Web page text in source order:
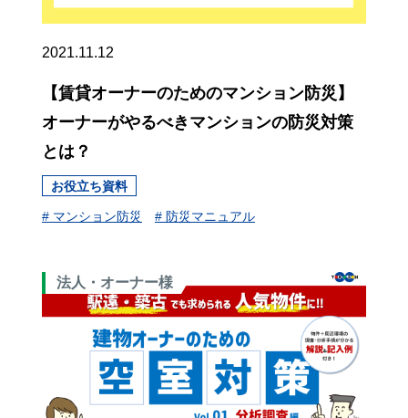
2021.11.12
【賃貸オーナーのためのマンション防災】
オーナーがやるべきマンションの防災対策
とは？
お役立ち資料
# マンション防災 # 防災マニュアル
法人・オーナー様